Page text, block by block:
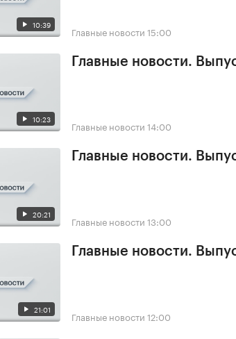
10:39 Главные новости 15:00
10:23
Главные новости.
Главные новости 14:00
20:21
Главные новости.
Главные новости 13:00
21:01
Главные новости.
Главные новости 12:00